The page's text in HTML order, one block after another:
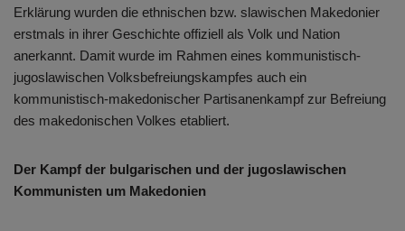
Erklärung wurden die ethnischen bzw. slawischen Makedonier
erstmals in ihrer Geschichte offiziell als Volk und Nation
anerkannt. Damit wurde im Rahmen eines kommunistisch-
jugoslawischen Volksbefreiungskampfes auch ein
kommunistisch-makedonischer Partisanenkampf zur Befreiung
des makedonischen Volkes etabliert.
Der Kampf der bulgarischen und der jugoslawischen
Kommunisten um Makedonien